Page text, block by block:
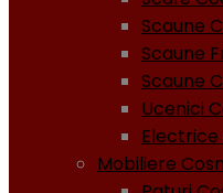
Scaune
Scaune
Scaune
Ucenici
Mobiliere